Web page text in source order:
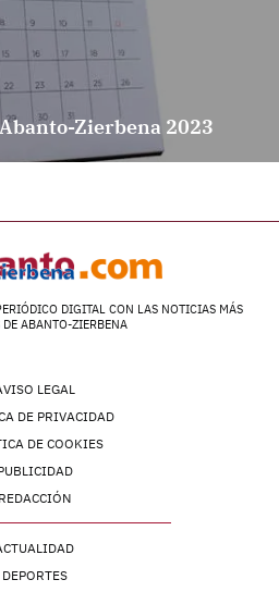
Zierbena 2023
DIGITAL CON LAS NOTICIAS MÁS
DE ABANTO-ZIERBENA
LEGAL
DE PRIVACIDAD
DE COOKIES
REDACCIÓN
DEPORTES